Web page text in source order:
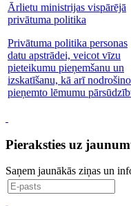
Ārlietu ministrijas vispārējā
privātuma politika
Privātuma politika personas
datu apstrādei, veicot vīzu
pieteikumu pieņemšanu un
izskatīšanu, kā arī
pieņemto lēmumu
Pieraksties uz
Saņem jaunākās ziņas un